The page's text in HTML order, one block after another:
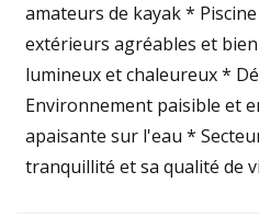
amateurs de kayak *
extérieurs agréables et
lumineux et chaleureux *
Environnement paisible et
apaisante sur l'eau *
tranquillité et sa qualité de